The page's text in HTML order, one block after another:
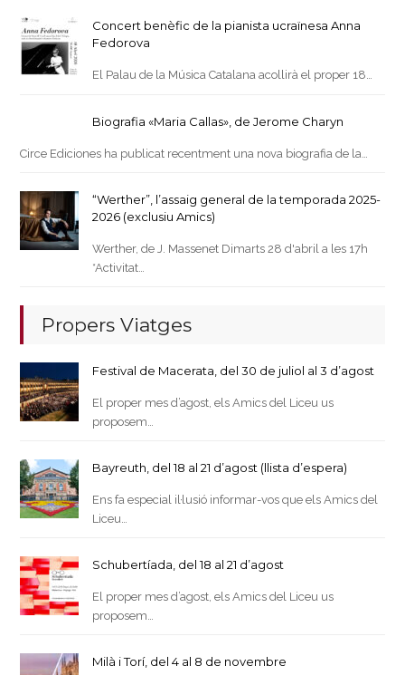
Concert benèfic de la pianista ucraïnesa Anna
Fedorova
El Palau de la Música Catalana acollirà el proper 18…
Biografia «Maria Callas», de Jerome Charyn
Circe Ediciones ha publicat recentment una nova biografia de la…
“Werther”, l’assaig general de la temporada 2025-
2026 (exclusiu Amics)
Werther, de J. Massenet Dimarts 28 d'abril a les 17h
*Activitat…
Propers Viatges
Festival de Macerata, del 30 de juliol al 3 d’agost
El proper mes d’agost, els Amics del Liceu us
proposem…
Bayreuth, del 18 al 21 d’agost (llista d’espera)
Ens fa especial il·lusió informar-vos que els Amics del
Liceu…
Schubertíada, del 18 al 21 d’agost
El proper mes d’agost, els Amics del Liceu us
proposem…
Milà i Torí, del 4 al 8 de novembre